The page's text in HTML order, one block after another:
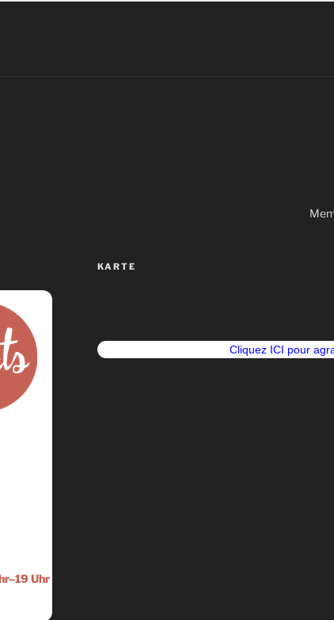
Uhr
KARTE
Cliquez ICI pour